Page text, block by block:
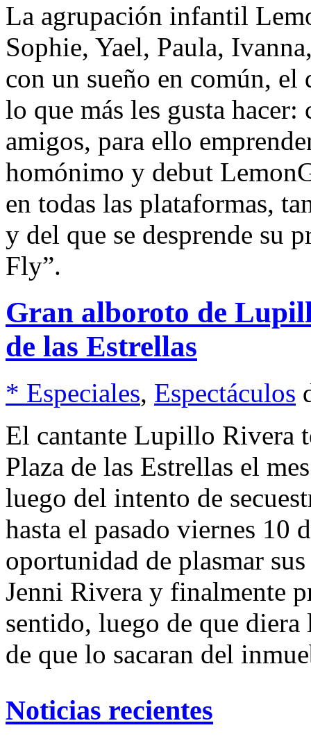
La agrupación infantil
Sophie, Yael, Paula,
con un sueño en común,
lo que más les gusta
amigos, para ello
homónimo y debut
en todas las plataformas,
y del que se desprende su
Fly”.
Gran alboroto de
de las Estrellas
* Especiales, Espectáculos
El cantante Lupillo Rivera
Plaza de las Estrellas el
luego del intento de
hasta el pasado viernes
oportunidad de plasmar
Jenni Rivera y finalmente
sentido, luego de que
de que lo sacaran del
Noticias recientes